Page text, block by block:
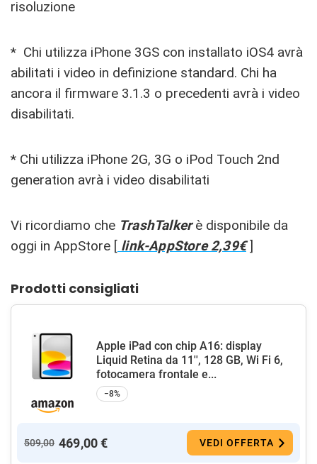
risoluzione
* Chi utilizza iPhone 3GS con installato iOS4 avrà
abilitati i video in definizione standard. Chi ha
ancora il firmware 3.1.3 o precedenti avrà i video
disabilitati.
* Chi utilizza iPhone 2G, 3G o iPod Touch 2nd
generation avrà i video disabilitati
Vi ricordiamo che TrashTalkerè disponibile da
oggi in AppStore [ link-AppStore 2,39€]
Prodotti consigliati
Apple iPad con chip A16: display
Liquid Retina da 11'', 128 GB, Wi Fi 6,
fotocamera frontale e...
−8%
509,00 469,00 € VEDI OFFERTA